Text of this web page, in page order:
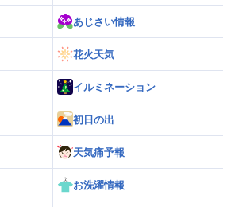
あじさい情報
花火天気
イルミネーション
初日の出
天気痛予報
お洗濯情報